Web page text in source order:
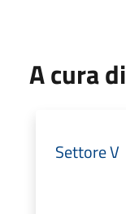
A cura di
Settore V